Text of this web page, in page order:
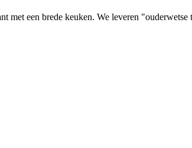
met een brede keuken. We leveren